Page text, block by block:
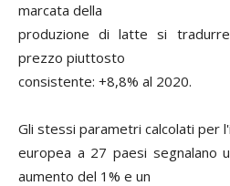
marcata della
produzione di latte si
prezzo piuttosto
consistente: +8,8% al 2020.
Gli stessi parametri calcolati per
europea a 27 paesi segnalano
aumento del 1% e un